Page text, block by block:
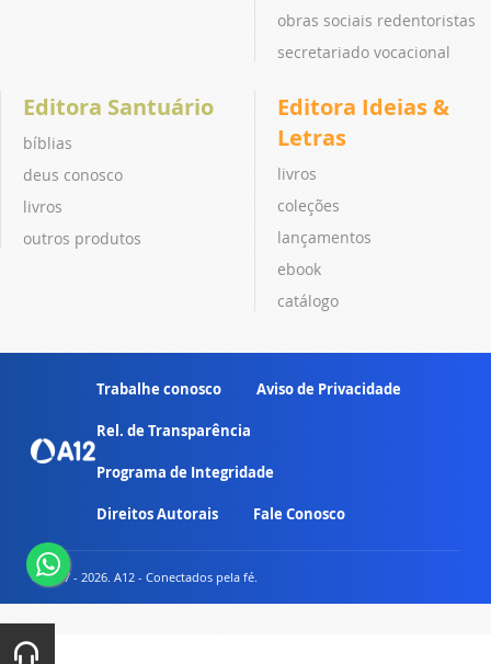
obras sociais redentoristas
secretariado vocacional
Editora Santuário
bíblias
deus conosco
livros
outros produtos
Editora Ideias &
Letras
livros
coleções
lançamentos
ebook
catálogo
Trabalhe conosco Aviso de Privacidade
Rel. de Transparência
Programa de Integridade
Direitos Autorais Fale Conosco
© 2007 - 2026. A12 - Conectados pela fé.